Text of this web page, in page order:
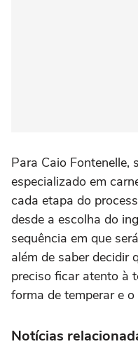
Para Caio Fontenelle,
especializado em
cada etapa do
desde a escolha do
sequência em que
além de saber decidir
preciso ficar atento à
forma de temperar e
Notícias